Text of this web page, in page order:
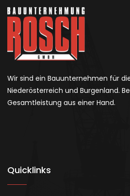
Wir sind ein Bauunternehmen für
Niederösterreich und Burgenland.
Gesamtleistung aus einer Hand.
Quicklinks